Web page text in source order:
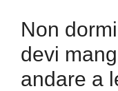
Non
devi
andare a